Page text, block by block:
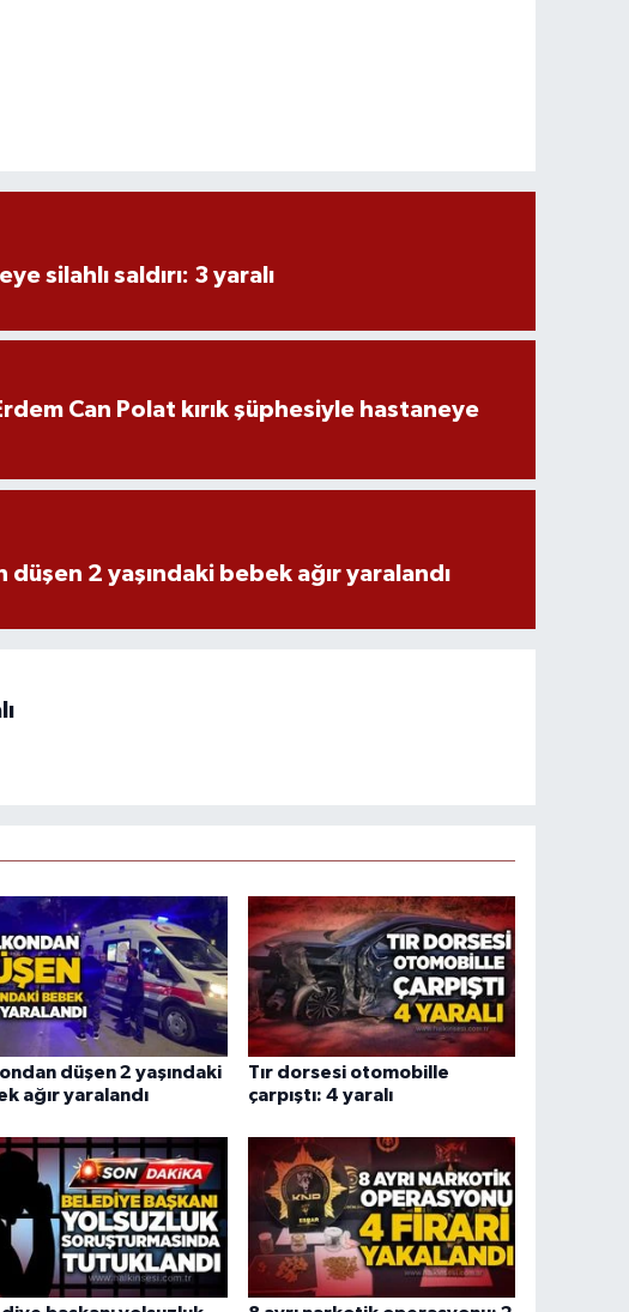
silahlı saldırı: 3 yaralı
Can Polat kırık şüphesiyle hastaneye
düşen 2 yaşındaki bebek ağır yaralandı
düşen 2 yaşındaki
ağır yaralandı
Tır dorsesi otomobille
çarpıştı: 4 yaralı